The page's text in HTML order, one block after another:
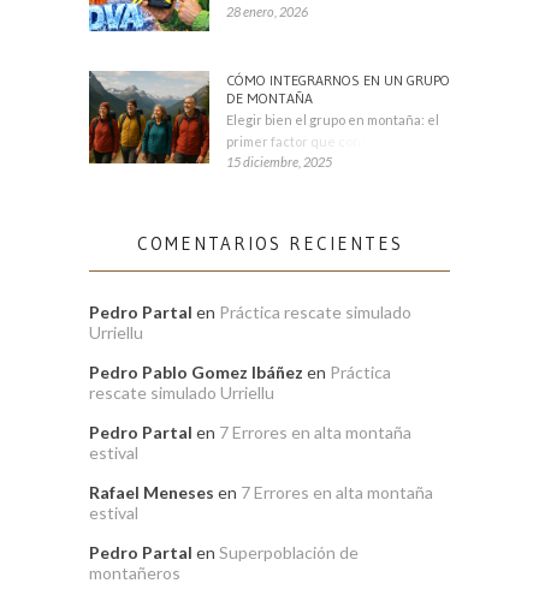
28 enero, 2026
CÓMO INTEGRARNOS EN UN GRUPO
DE MONTAÑA
Elegir bien el grupo en montaña: el
primer factor que condiciona tu
15 diciembre, 2025
COMENTARIOS RECIENTES
Pedro Partal en Práctica rescate simulado
Urriellu
Pedro Pablo Gomez Ibáñez en Práctica
rescate simulado Urriellu
Pedro Partal en 7 Errores en alta montaña
estival
Rafael Meneses en 7 Errores en alta montaña
estival
Pedro Partal en Superpoblación de
montañeros